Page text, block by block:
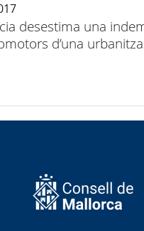
desestima una
d’una